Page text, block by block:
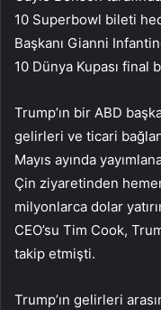
10 Superbowl bileti
Başkanı Gianni
10 Dünya Kupası final
Trump’ın bir ABD
gelirleri ve ticari
Mayıs ayında
Çin ziyaretinden
milyonlarca dolar
CEO’su Tim Cook,
takip etmişti.
Trump’ın gelirleri